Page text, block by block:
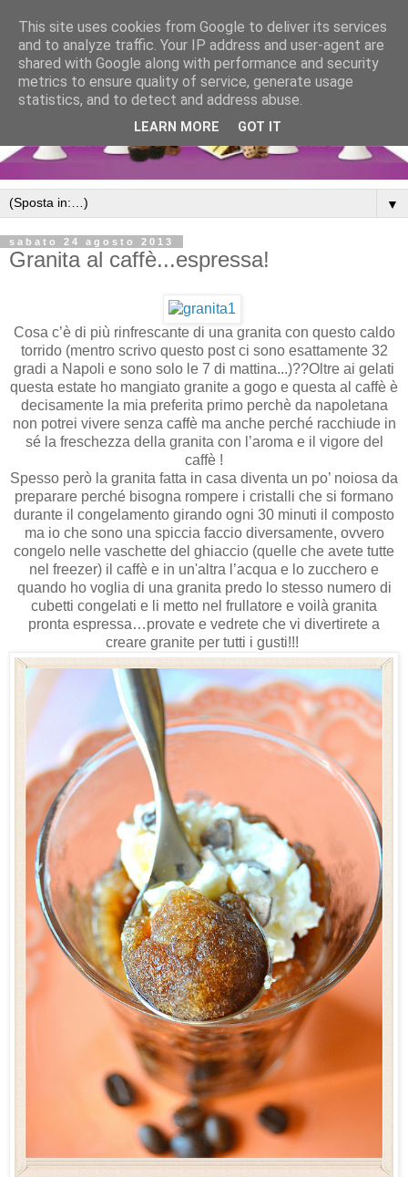
▼
sabato 24 agosto 2013
Granita al caffè...espressa!
Cosa c’è di più rinfrescante di una granita con questo caldo
torrido (mentro scrivo questo post ci sono esattamente 32
gradi a Napoli e sono solo le 7 di mattina...)??Oltre ai gelati
questa estate ho mangiato granite a gogo e questa al caffè è
decisamente la mia preferita primo perchè da napoletana
non potrei vivere senza caffè ma anche perché racchiude in
sé la freschezza della granita con l’aroma e il vigore del
caffè !
Spesso però la granita fatta in casa diventa un po’ noiosa da
preparare perché bisogna rompere i cristalli che si formano
durante il congelamento girando ogni 30 minuti il composto
ma io che sono una spiccia faccio diversamente, ovvero
congelo nelle vaschette del ghiaccio (quelle che avete tutte
nel freezer) il caffè e in un'altra l’acqua e lo zucchero e
quando ho voglia di una granita predo lo stesso numero di
cubetti congelati e li metto nel frullatore e voilà granita
pronta espressa…provate e vedrete che vi divertirete a
creare granite per tutti i gusti!!!
This site uses cookies from Google to deliver its services
and to analyze traffic. Your IP address and user-agent are
shared with Google along with performance and security
metrics to ensure quality of service, generate usage
statistics, and to detect and address abuse.
LEARN MORE GOT IT